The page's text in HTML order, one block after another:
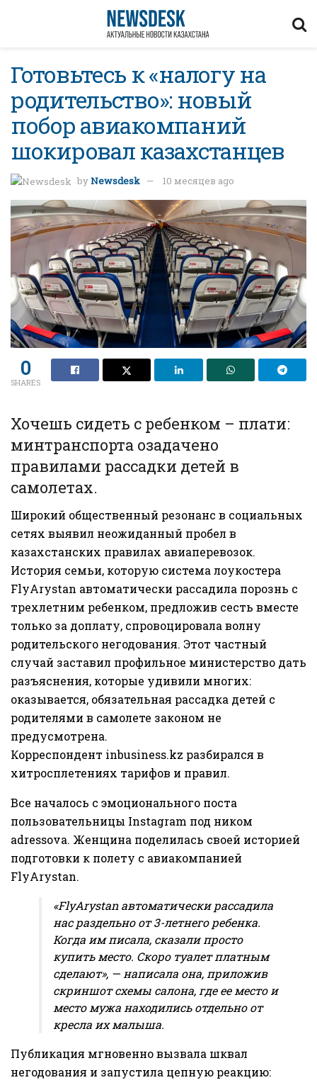
Готовьтесь к «налогу на
родительство»: новый
побор авиакомпаний
шокировал казахстанцев
byNewsdesk 10 месяцев ago
0
SHARES
Хочешь сидеть с ребенком – плати:
минтранспорта озадачено
правилами рассадки детей в
самолетах.
Широкий общественный резонанс в социальных
сетях выявил неожиданный пробел в
казахстанских правилах авиаперевозок.
История семьи, которую система лоукостера
FlyArystan автоматически рассадила порознь с
трехлетним ребенком, предложив сесть вместе
только за доплату, спровоцировала волну
родительского негодования. Этот частный
случай заставил профильное министерство дать
разъяснения, которые удивили многих:
оказывается, обязательная рассадка детей с
родителями в самолете законом не
предусмотрена.
Корреспондент inbusiness.kz разбирался в
хитросплетениях тарифов и правил.
Все началось с эмоционального поста
пользовательницы Instagram под ником
adressova. Женщина поделилась своей историей
подготовки к полету с авиакомпанией
FlyArystan.
«FlyArystan автоматически рассадила
нас раздельно от 3-летнего ребенка.
Когда им писала, сказали просто
купить место. Скоро туалет платным
сделают», — написала она, приложив
скриншот схемы салона, где ее место и
место мужа находились отдельно от
кресла их малыша.
Публикация мгновенно вызвала шквал
негодования и запустила цепную реакцию: